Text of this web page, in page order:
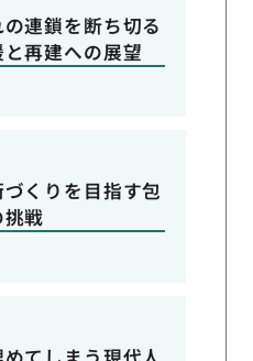
連鎖を断ち切る
再建への展望
くりを目指す包
戦